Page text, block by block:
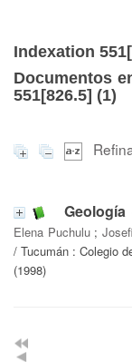
Indexation
Documentos
551[826.5] (1)
Geología
Elena Puchulu;
/ Tucumán : Colegio
(1998)